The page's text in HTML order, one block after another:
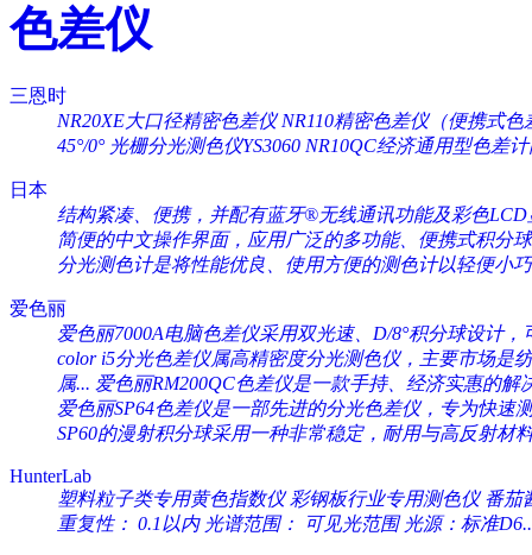
色差仪
三恩时
NR20XE大口径精密色差仪 NR110精密色差仪（便携式色
45°/0° 光栅分光测色仪YS3060 NR10QC经济通用型色差
日本
结构紧凑、便携，并配有蓝牙®无线通讯功能及彩色LCD
简便的中文操作界面，应用广泛的多功能、便携式积分
分光测色计是将性能优良、使用方便的测色计以轻便小
爱色丽
爱色丽7000A电脑色差仪采用双光速、D/8°积分球设计，
color i5分光色差仪属高精密度分光测色仪，主要市场是
属... 爱色丽RM200QC色差仪是一款手持、经济实惠的解
爱色丽SP64色差仪是一部先进的分光色差仪，专为快速
SP60的漫射积分球采用一种非常稳定，耐用与高反射材料
HunterLab
塑料粒子类专用黄色指数仪 彩钢板行业专用测色仪 番茄
重复性： 0.1以内 光谱范围： 可见光范围 光源：标准